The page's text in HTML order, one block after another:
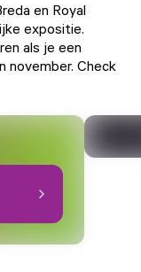
en Royal
expositie.
als je een
november. Check